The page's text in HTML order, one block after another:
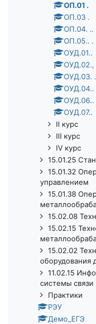
ОП.01 .
ОП.03 .
ОП.04. ..
ОП.05.. .
ОУД.01..
ОУД.02.,
ОУД.03. .
ОУД.04..
ОУД.06..
ОУД.07..
II курс
III курс
IV курс
15.01.25
15.01.32
управлением
15.01.38
15.02.08
15.02.15
15.02.02
оборудования
11.02.15
системы связи
Практики
РЭУ
Демо_ЕГЭ